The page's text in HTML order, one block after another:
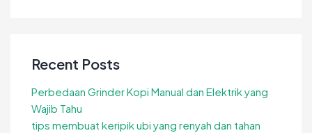
Recent Posts
Perbedaan Grinder Kopi Manual dan Elektrik yang
Wajib Tahu
tips membuat keripik ubi yang renyah dan tahan